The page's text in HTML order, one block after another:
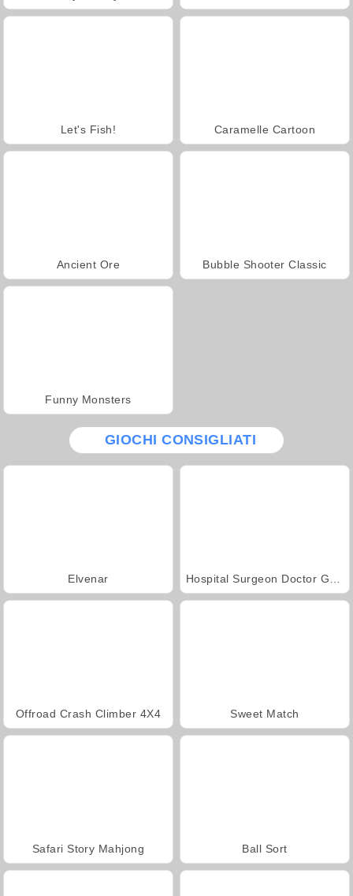
Let's Fish! Caramelle Cartoon
Ancient Ore Bubble Shooter Classic
Funny Monsters
GIOCHI CONSIGLIATI
Elvenar
Offroad Crash Climber 4X4 Sweet Match
Safari Story Mahjong Ball Sort